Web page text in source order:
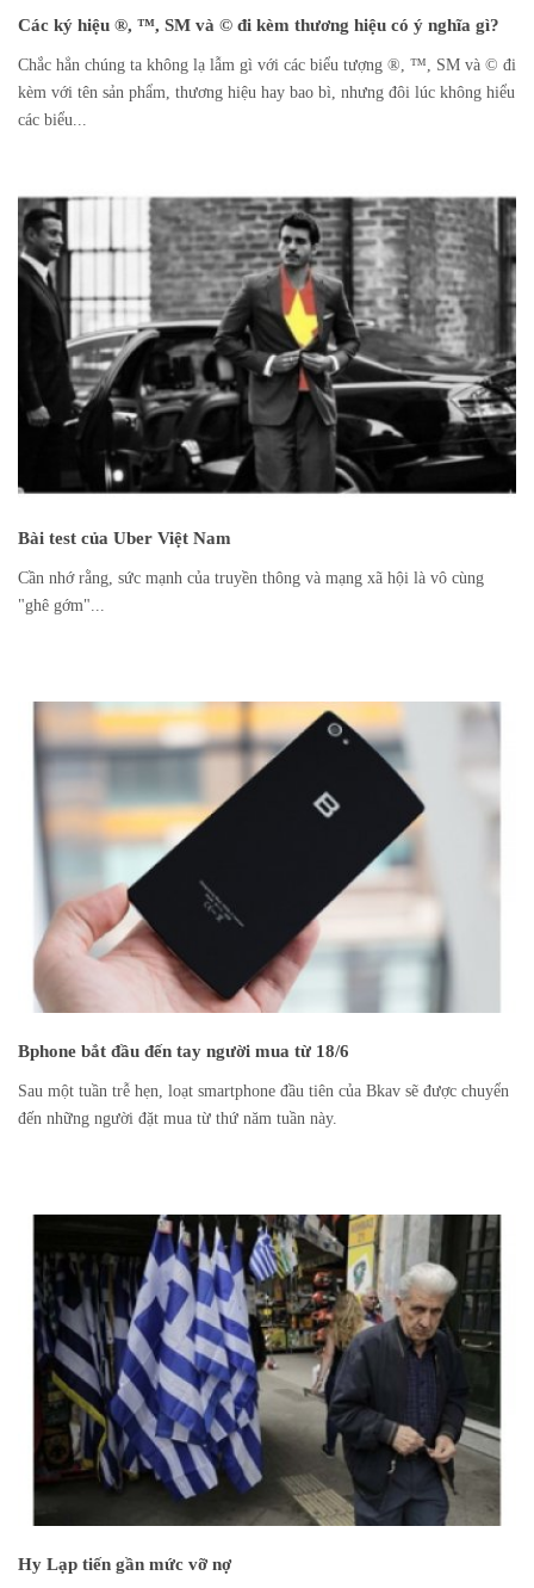
Các ký hiệu ®, ™, SM và © đi kèm thương hiệu có ý nghĩa gì?
Chắc hẳn chúng ta không lạ lẫm gì với các biểu tượng ®, ™, SM và © đi
kèm với tên sản phẩm, thương hiệu hay bao bì, nhưng đôi lúc không hiểu
các biểu...
Bài test của Uber Việt Nam
Cần nhớ rằng, sức mạnh của truyền thông và mạng xã hội là vô cùng
"ghê gớm"...
Bphone bắt đầu đến tay người mua từ 18/6
Sau một tuần trễ hẹn, loạt smartphone đầu tiên của Bkav sẽ được chuyển
đến những người đặt mua từ thứ năm tuần này.
Hy Lạp tiến gần mức vỡ nợ